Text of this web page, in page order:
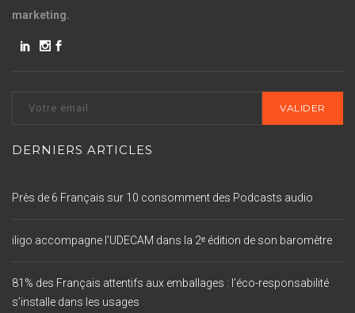
marketing.
DERNIERS ARTICLES
Près de 6 Français sur 10 consomment des Podcasts audio
iligo accompagne l’UDECAM dans la 2ᵉ édition de son baromètre
81% des Français attentifs aux emballages : l’éco-responsabilité
s’installe dans les usages